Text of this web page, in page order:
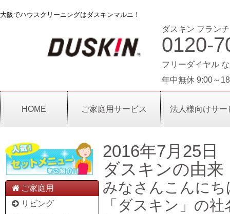
大阪でハウスクリーニングはダスキンマルニ！
ダスキン フラン
0120-
フリーダイヤル
年中無休 9:00～
HOME ご家庭用サービス 法人様向けサー
ご家庭用
リビング
2016年7月25日
ダスキンの由来
みなさんこんにち
「ダスキン」の